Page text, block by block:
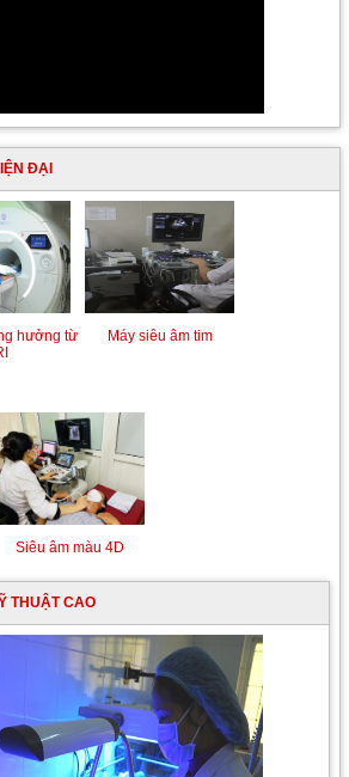
ĐẠI
hưởng từ
Máy siêu âm tim
Siêu âm màu 4D
THUẬT CAO